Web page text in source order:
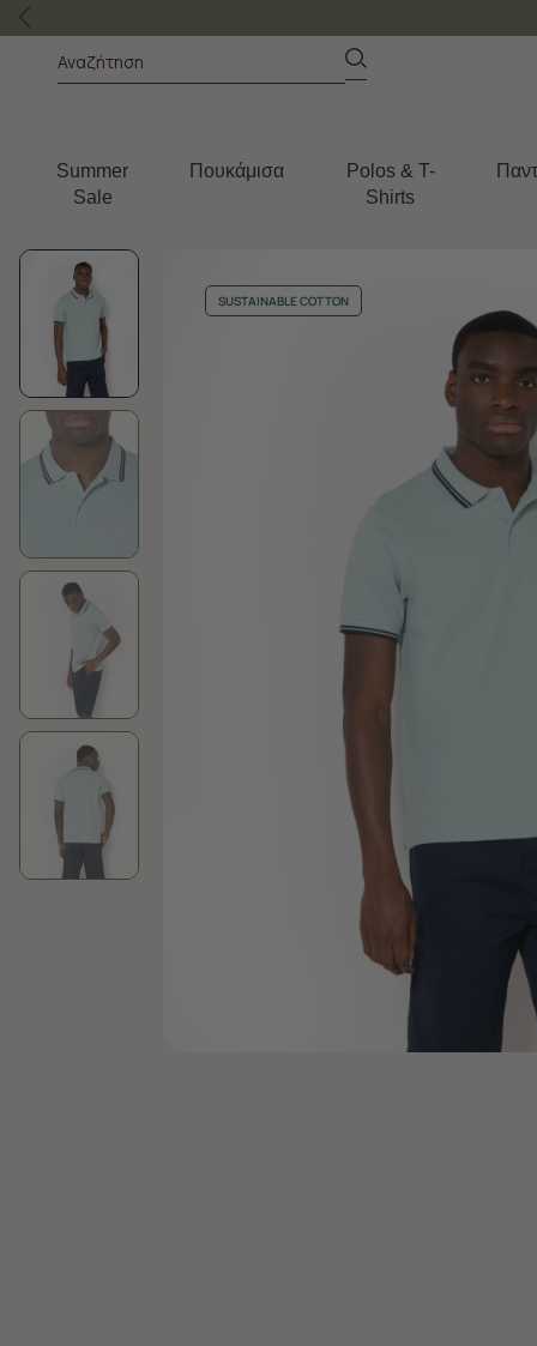
Summer
Sale
Πουκάμισα
Polos & T-
Shirts
SUSTAINABLE COTTON